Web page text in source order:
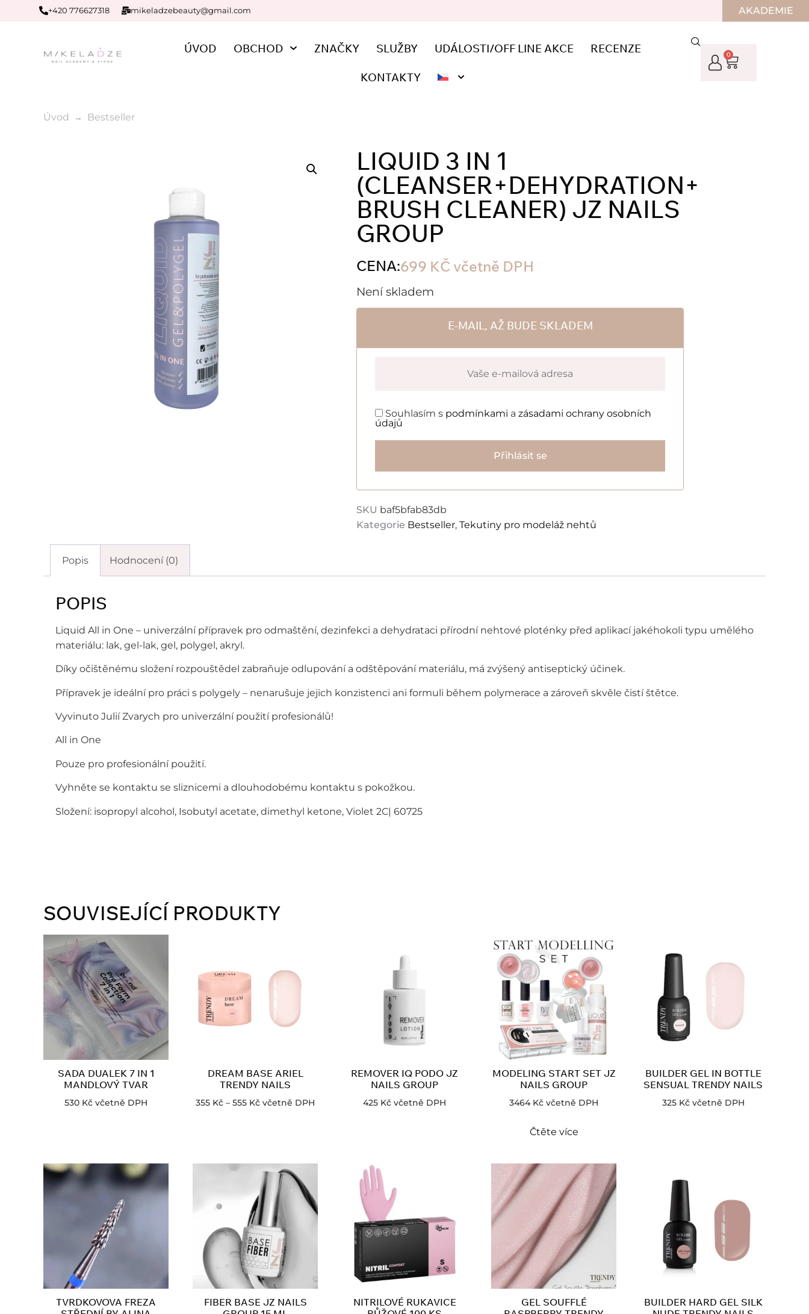
+420 776627318 mikeladzebeauty@gmail.com AKADEMIE
ÚVOD OBCHOD ZNAČKY SLUŽBY UDÁLOSTI/OFF LINE AKCE RECENZE
KONTAKTY
0
Úvod Bestseller
LIQUID 3 IN 1
(CLEANSER+DEHYDRATION+
BRUSH CLEANER) JZ NAILS
GROUP
CENA:699 KČ včetně DPH
Není skladem
E-MAIL, AŽ BUDE SKLADEM
Souhlasím s podmínkami a zásadami ochrany osobních
údajů
Přihlásit se
SKU baf5bfab83db
Kategorie Bestseller, Tekutiny pro modeláž nehtů
Popis Hodnocení (0)
POPIS
Liquid All in One – univerzální přípravek pro odmaštění, dezinfekci a dehydrataci přírodní nehtové ploténky před aplikací jakéhokoli typu umělého
materiálu: lak, gel-lak, gel, polygel, akryl.
Díky očištěnému složení rozpouštědel zabraňuje odlupování a odštěpování materiálu, má zvýšený antiseptický účinek.
Přípravek je ideální pro práci s polygely – nenarušuje jejich konzistenci ani formuli během polymerace a zároveň skvěle čistí štětce.
Vyvinuto Julií Zvarych pro univerzální použití profesionálů!
All in One
Pouze pro profesionální použití.
Vyhněte se kontaktu se sliznicemi a dlouhodobému kontaktu s pokožkou.
Složení: isopropyl alcohol, Isobutyl acetate, dimethyl ketone, Violet 2C| 60725
SOUVISEJÍCÍ PRODUKTY
SADA DUALEK 7 IN 1
MANDLOVÝ TVAR
530 Kč včetně DPH
DREAM BASE ARIEL
TRENDY NAILS
355 Kč – 555 Kč včetně DPH
REMOVER IQ PODO JZ
NAILS GROUP
425 Kč včetně DPH
MODELING START SET JZ
NAILS GROUP
3464 Kč včetně DPH
Čtěte více
BUILDER GEL IN BOTTLE
SENSUAL TRENDY NAILS
325 Kč včetně DPH
TVRDKOVOVA FREZA
FIBER BASE JZ NAILS
NITRILOVÉ RUKAVICE
GEL SOUFFLÉ
BUILDER HARD GEL SILK